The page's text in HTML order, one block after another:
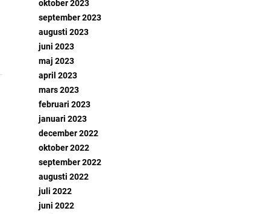
oktober 2023
september 2023
augusti 2023
juni 2023
maj 2023
april 2023
mars 2023
februari 2023
januari 2023
december 2022
oktober 2022
september 2022
augusti 2022
juli 2022
juni 2022